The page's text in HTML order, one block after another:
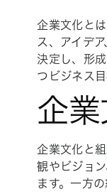
企業文化と
ス、アイデ
決定し、形
つビジネス
企
企業文化と
観やビジョ
ます。一方